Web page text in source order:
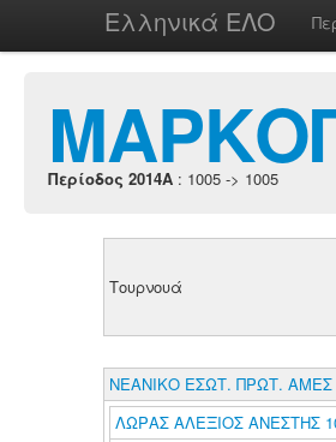
Ελληνικά ΕΛΟ
Περίοδος 2014A : 1005 -> 1005
Τουρνουά
ΝΕΑΝΙΚΟ ΕΣΩΤ. ΠΡΩΤ.
ΛΩΡΑΣ ΑΛΕΞΙΟΣ ΑΝΕΣΤΗΣ